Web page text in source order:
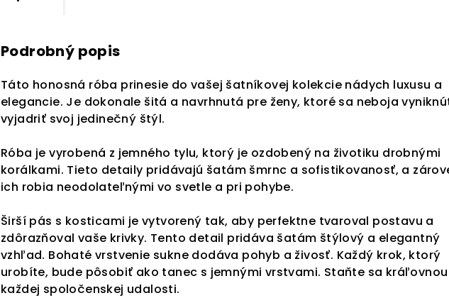
Podrobný popis
Táto honosná róba prinesie do vašej šatníkovej kolekcie nádych luxusu a
elegancie. Je dokonale šitá a navrhnutá pre ženy, ktoré sa neboja
vyjadriť svoj jedinečný štýl.
Róba je vyrobená z jemného tylu, ktorý je ozdobený na životiku drobnými
korálkami. Tieto detaily pridávajú šatám šmrnc a sofistikovanosť, a
ich robia neodolateľnými vo svetle a pri pohybe.
Širší pás s kosticami je vytvorený tak, aby perfektne tvaroval postavu a
zdôrazňoval vaše krivky. Tento detail pridáva šatám štýlový a elegantný
vzhľad. Bohaté vrstvenie sukne dodáva pohyb a živosť. Každý krok, ktorý
urobíte, bude pôsobiť ako tanec s jemnými vrstvami. Staňte sa kráľovnou
každej spoločenskej udalosti.